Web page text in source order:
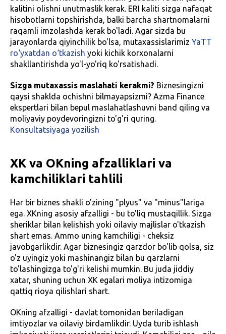
kalitini olishni unutmaslik kerak. ERI kaliti sizga nafaqat
hisobotlarni topshirishda, balki barcha shartnomalarni
raqamli imzolashda kerak bo'ladi. Agar sizda bu
jarayonlarda qiyinchilik bo'lsa, mutaxassislarimiz YaTT
ro‘yxatdan o‘tkazish yoki kichik korxonalarni
shakllantirishda yo'l-yo'riq ko'rsatishadi.
Sizga mutaxassis maslahati kerakmi? Biznesingizni
qaysi shaklda ochishni bilmayapsizmi? Azma Finance
ekspertlari bilan bepul maslahatlashuvni band qiling va
moliyaviy poydevoringizni to'g'ri quring.
Konsultatsiyaga yozilish
XK va OKning afzalliklari va
kamchiliklari tahlili
Har bir biznes shakli o'zining "plyus" va "minus"lariga
ega. XKning asosiy afzalligi - bu to'liq mustaqillik. Sizga
sheriklar bilan kelishish yoki oilaviy majlislar o'tkazish
shart emas. Ammo uning kamchiligi - cheksiz
javobgarlikdir. Agar biznesingiz qarzdor bo'lib qolsa, siz
o'z uyingiz yoki mashinangiz bilan bu qarzlarni
to'lashingizga to'g'ri kelishi mumkin. Bu juda jiddiy
xatar, shuning uchun XK egalari moliya intizomiga
qattiq rioya qilishlari shart.
OKning afzalligi - davlat tomonidan beriladigan
imtiyozlar va oilaviy birdamlikdir. Uyda turib ishlash